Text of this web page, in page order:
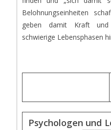
Belohnungseinheiten
geben damit Kraft und
schwierige Lebensphasen
Psychologen und